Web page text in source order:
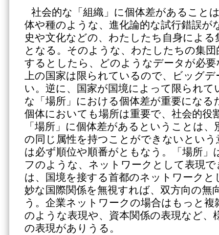
社会的な「組織」に個体差があること
体や種のような、進化論的な試行錯誤が
史や文化などの、わたしたち自身による
となる。そのような、わたしたちの集
するとしたら、どのようなデータが必
上の国家は限られているので、ビッグ
い。逆に、国家が国境によって限られ
な「場所」における個体差が重要になる
個体においても場所は重要で、社会的役
「場所」に個体差があるということは
の同じ属性を持つことができないという
は必ず順位や順番がともなう。「場所」
フのような、ネットワークとして表現
は、国境を接する首都のネットワークと
妙な国際関係を無視すれば、双方向の無
う。企業ネットワークの場合はもっと複
のような表現や、資本関係の表現など、
の表現がありうる。